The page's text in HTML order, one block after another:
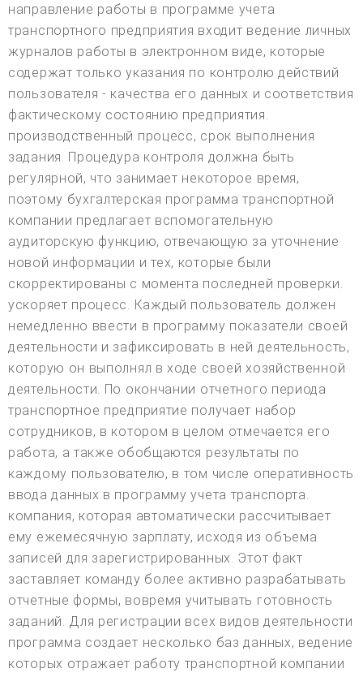
направление работы в программе учета
транспортного предприятия входит ведение личных
журналов работы в электронном виде, которые
содержат только указания по контролю действий
пользователя - качества его данных и соответствия
фактическому состоянию предприятия.
производственный процесс, срок выполнения
задания. Процедура контроля должна быть
регулярной, что занимает некоторое время,
поэтому бухгалтерская программа транспортной
компании предлагает вспомогательную
аудиторскую функцию, отвечающую за уточнение
новой информации и тех, которые были
скорректированы с момента последней проверки.
ускоряет процесс. Каждый пользователь должен
немедленно ввести в программу показатели своей
деятельности и зафиксировать в ней деятельность,
которую он выполнял в ходе своей хозяйственной
деятельности. По окончании отчетного периода
транспортное предприятие получает набор
сотрудников, в котором в целом отмечается его
работа, а также обобщаются результаты по
каждому пользователю, в том числе оперативность
ввода данных в программу учета транспорта.
компания, которая автоматически рассчитывает
ему ежемесячную зарплату, исходя из объема
записей для зарегистрированных. Этот факт
заставляет команду более активно разрабатывать
отчетные формы, вовремя учитывать готовность
заданий. Для регистрации всех видов деятельности
программа создает несколько баз данных, ведение
которых отражает работу транспортной компании